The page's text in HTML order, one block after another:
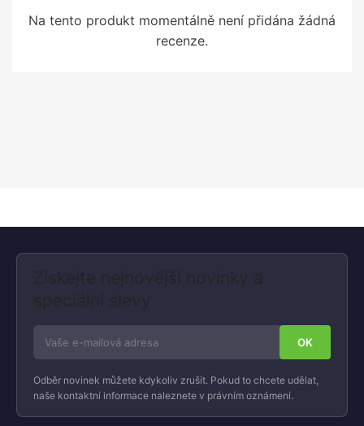
Na tento produkt momentálně není přidána žádná
recenze.
Získejte nejnovější novinky a
speciální slevy
Odběr novinek můžete kdykoliv zrušit. Pokud to chcete udělat,
naše kontaktní informace naleznete v právním oznámení.